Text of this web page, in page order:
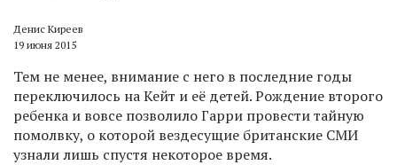
Денис Киреев
19 июня 2015
Тем не менее, внимание с него в последние годы
переключилось на Кейт и её детей. Рождение второго
ребенка и вовсе позволило Гарри провести тайную
помолвку, о которой вездесущие британские СМИ
узнали лишь спустя некоторое время.